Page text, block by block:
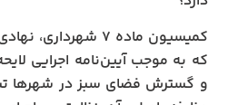
کمیسیون ماده ۷
که به موجب آیین‌نامه اجرایی
و گسترش فضای سبز در شهرها